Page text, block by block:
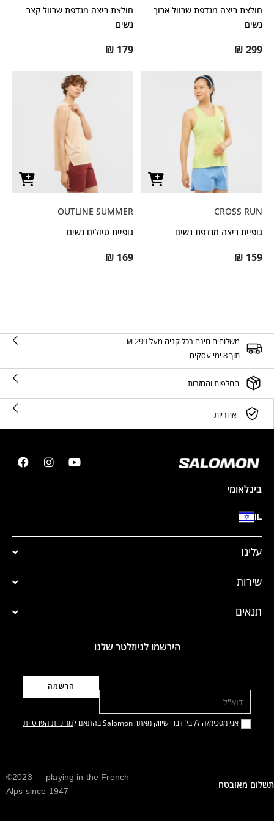
חולצת ריצה מנדפת שרוול ארוך
נשים
₪ 299
חולצת ריצה מנדפת שרוול קצר
נשים
₪ 179
CROSS RUN
גופיית ריצה מנדפת נשים
₪ 159
OUTLINE SUMMER
גופיית טיולים נשים
₪ 169
משלוחים חינם בכל קניה מעל 299 ₪
תוך 8 ימי עסקים
החלפות והחזרות
אחריות
בינלאומי
IL
עלינו
שירות
תנאים
הירשמו לניוזלטר שלנו
אני מסכימ/ה לקבל דברי שיווק מאתר Salomon בהתאם ל מדיניות הפרטיות
תשלום מאובטח
©2023 — playing in the French
Alps since 1947